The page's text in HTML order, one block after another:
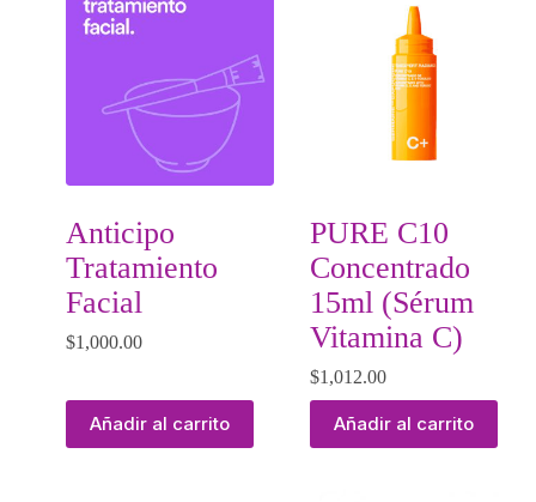
Anticipo
Tratamiento
Facial
$1,000.00
Añadir al carrito
PURE C10
Concentrado
15ml (Sérum
Vitamina C)
$1,012.00
Añadir al carrito